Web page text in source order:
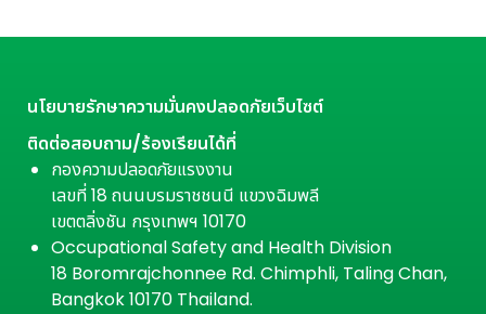
นโยบายรักษาความมั่นคงปลอดภัยเว็บไซต์
ติดต่อสอบถาม/ร้องเรียนได้ที่
กองความปลอดภัยแรงงาน
เลขที่ 18 ถนนบรมราชชนนี แขวงฉิมพลี
เขตตลิ่งชัน กรุงเทพฯ 10170
Occupational Safety and Health Division
18 Boromrajchonnee Rd. Chimphli, Taling Chan,
Bangkok 10170 Thailand.